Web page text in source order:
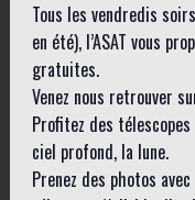
Tous les vendredis
en été), l’ASAT vous
gratuites.
Venez nous retrouver
Profitez des
ciel profond, la lune.
Prenez des photos